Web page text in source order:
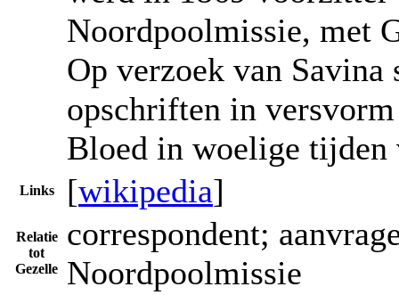
Noordpoolmissie, met
Op verzoek van
opschriften in
Bloed in woelige tijden
Links [wikipedia]
Relatie
tot
Gezelle
correspondent;
Noordpoolmissie